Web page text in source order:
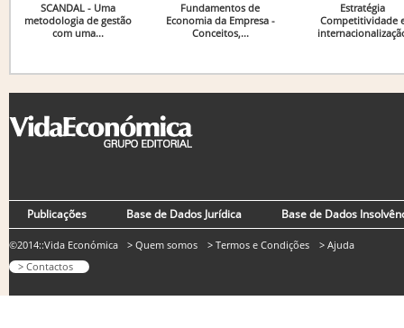
SCANDAL - Uma
metodologia de gestão
com uma...
Fundamentos de
Economia da Empresa -
Conceitos,...
Estratégia
Competitividade
Publicações Base de Dados Jurídica Base de Dados
©2014::Vida Económica
> Contactos
> Quem somos > Termos e Condições > Ajuda